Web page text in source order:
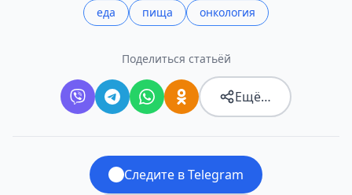
еда пища онкология
Поделиться статьёй
Ещё…
Следите в Telegram